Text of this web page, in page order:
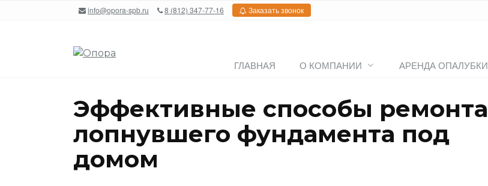
info@opora-spb.ru 8 (812) 347-77-16 Заказать звонок
ГЛАВНАЯ О КОМПАНИИ АРЕНДА ОПАЛУБКИ
Эффективные способы ремонта
лопнувшего фундамента под
домом